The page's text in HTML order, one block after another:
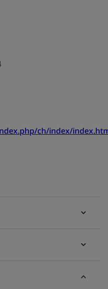
ch/index/